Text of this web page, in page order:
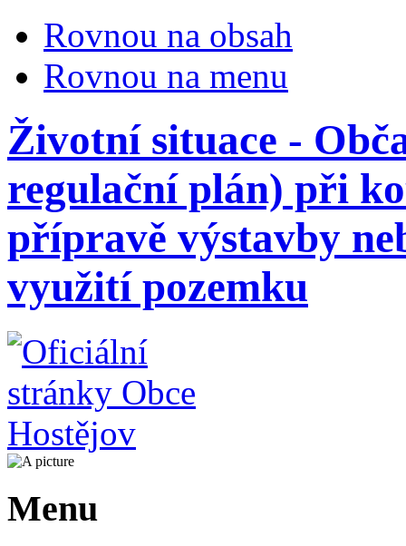
Rovnou na obsah
Rovnou na menu
Životní situace -
regulační plán) při
přípravě výstavby
využití pozemku
Menu